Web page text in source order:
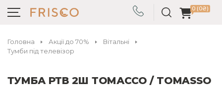
0 (0₴)
Головна Акції до 70%
Вітальні
Тумби під телевізор
ТУМБА РТВ 2Ш ТОМАССО / TOMASSO